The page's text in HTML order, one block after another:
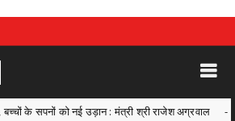
को नई उड़ान : मंत्री श्री राजेश अग्रवाल